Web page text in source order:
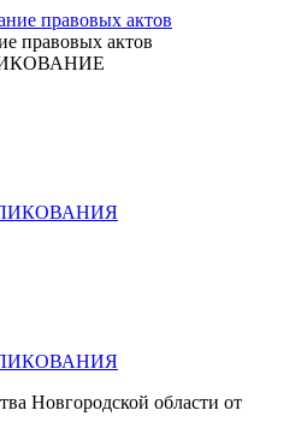
правовых актов
Новгородской области от